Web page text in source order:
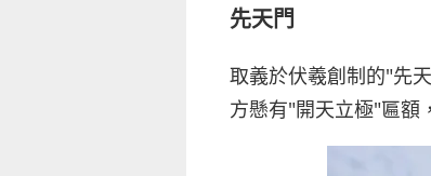
先天門
取義於伏羲創制的"先
方懸有"開天立極"匾額